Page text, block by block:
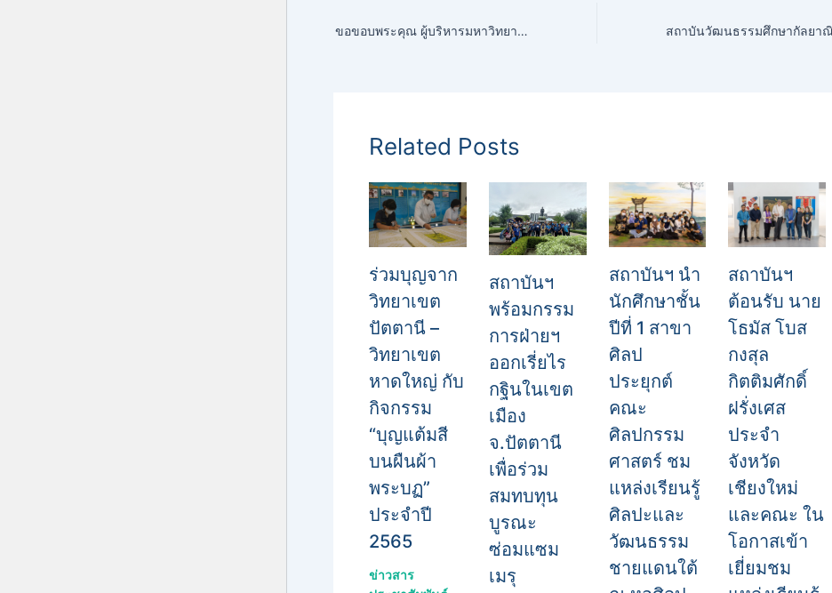
ขอขอบพระคุณ ผู้บริหารมหาวิทยาลัยสงขลานครินทร์ ที่ให้การสนับสนุนและส่งเสริมกิจกรรมทำนุบำรุงศิลปวัฒนธรรมมาอย่างต่อเนื่อง . และขอขอบพระคุณ นายศิริพงษ์ ทวีทรัพย์ ผู้อำนวยการสำนักการสังคีต กรมศิลปากร กระทรวงวัฒนธรรม ผู้ให้ความอนุเคราะห์บุคลากร กลุ่มนาฏศิลป์
Related Posts
ร่วมบุญจาก
วิทยาเขต
ปัตตานี –
วิทยาเขต
หาดใหญ่ กับ
กิจกรรม
“บุญแต้มสี
บนผืนผ้า
พระบฏ”
ประจำปี
2565
ข่าวสาร
สถาบันฯ
พร้อมกรรม
การฝ่ายฯ
ออกเรี่ยไร
กฐินในเขต
เมือง
จ.ปัตตานี
เพื่อร่วม
สมทบทุน
บูรณะ
ซ่อมแซม
เมรุ
สถาบันฯ นำ
นักศึกษาชั้น
ปีที่ 1 สาขา
ศิลป
ประยุกต์
คณะ
ศิลปกรรม
ศาสตร์ ชม
แหล่งเรียนรู้
ศิลปะและ
วัฒนธรรม
ชายแดนใต้
สถาบันฯ
ต้อนรับ นาย
โธมัส โบส
กงสุล
กิตติมศักดิ์
ฝรั่งเศส
ประจำ
จังหวัด
เชียงใหม่
และคณะ ใน
โอกาสเข้า
เยี่ยมชม